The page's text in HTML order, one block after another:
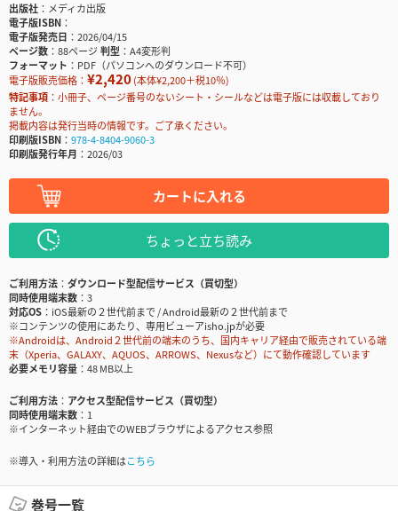
出版社
メディカ出版
電子版ISBN
電子版発売日
2026/04/15
ページ数
88ページ判型
A4変形判
フォーマット
PDF（パソコンへのダウンロード不可）
電子版販売価格： ¥2,420(本体¥2,200＋税10％)
特記事項
小冊子、ページ番号のないシート・シールなどは電子版には収載しており
ません。
掲載内容は発行当時の情報です。ご了承ください。
印刷版ISBN
978-4-8404-9060-3
印刷版発行年月
2026/03
カートに入れる
ちょっと立ち読み
ご利用方法
ダウンロード型配信サービス（買切型）
同時使用端末数
3
対応OS
iOS最新の２世代前まで / Android最新の２世代前まで
※コンテンツの使用にあたり、専用ビューアisho.jpが必要
※Androidは、Android２世代前の端末のうち、国内キャリア経由で販売されている端
末（Xperia、GALAXY、AQUOS、ARROWS、Nexusなど）にて動作確認しています
必要メモリ容量
48 MB以上
ご利用方法
アクセス型配信サービス（買切型）
同時使用端末数
1
※インターネット経由でのWEBブラウザによるアクセス参照
※導入・利用方法の詳細はこちら
巻号一覧